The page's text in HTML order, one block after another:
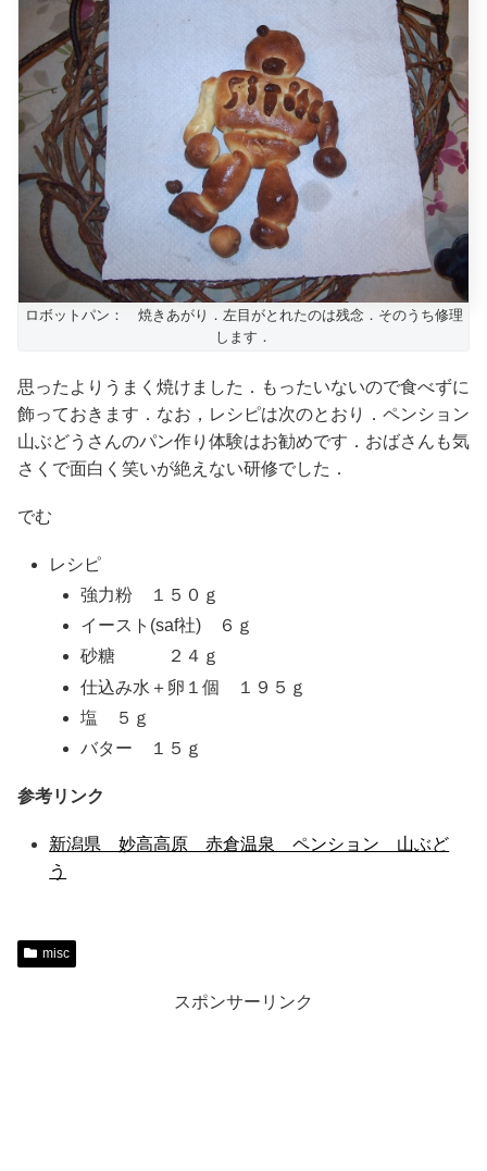
ロボットパン： 焼きあがり．左目がとれたのは残念．そのうち修理
します．
思ったよりうまく焼けました．もったいないので食べずに
飾っておきます．なお，レシピは次のとおり．ペンション
山ぶどうさんのパン作り体験はお勧めです．おばさんも気
さくで面白く笑いが絶えない研修でした．
でむ
レシピ
強力粉 １５０ｇ
イースト(saf社) ６ｇ
砂糖 ２４ｇ
仕込み水＋卵１個 １９５ｇ
塩 ５ｇ
バター １５ｇ
参考リンク
新潟県 妙高高原 赤倉温泉 ペンション 山ぶど
う
misc
スポンサーリンク